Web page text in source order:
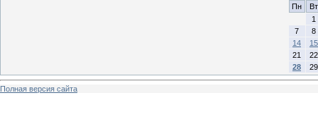
Пн
Вт
1
7
8
14
15
21
22
28
29
Полная версия сайта